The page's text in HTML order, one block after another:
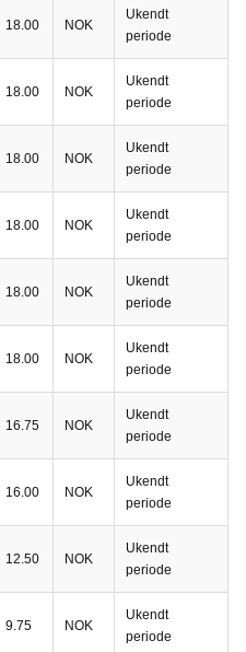
18.00 NOK
Ukendt
periode
18.00 NOK
Ukendt
periode
18.00 NOK
Ukendt
periode
18.00 NOK
Ukendt
periode
18.00 NOK
Ukendt
periode
18.00 NOK
Ukendt
periode
16.75 NOK
Ukendt
periode
16.00 NOK
Ukendt
periode
12.50 NOK
Ukendt
periode
9.75 NOK
Ukendt
periode